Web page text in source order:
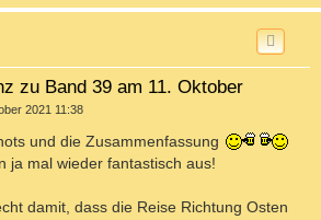
a
zu Band 39 am 11. Oktober
2021 11:38
und die Zusammenfassung
ja mal wieder fantastisch aus!
damit, dass die Reise Richtung Osten